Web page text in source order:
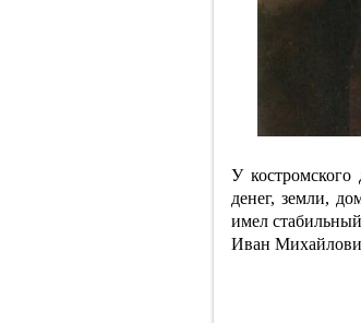
У
денег, земли,
имел
Иван